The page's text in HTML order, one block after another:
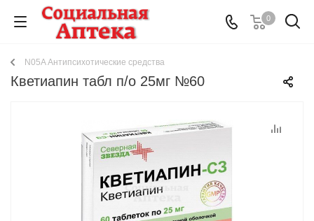
0
N05A Антипсихотические средства
Кветиапин табл п/о 25мг №60